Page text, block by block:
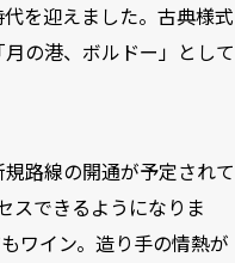
を迎えました。古典様式
の港、ボルドー」として
路線の開通が予定されて
スできるようになりま
ワイン。造り手の情熱が